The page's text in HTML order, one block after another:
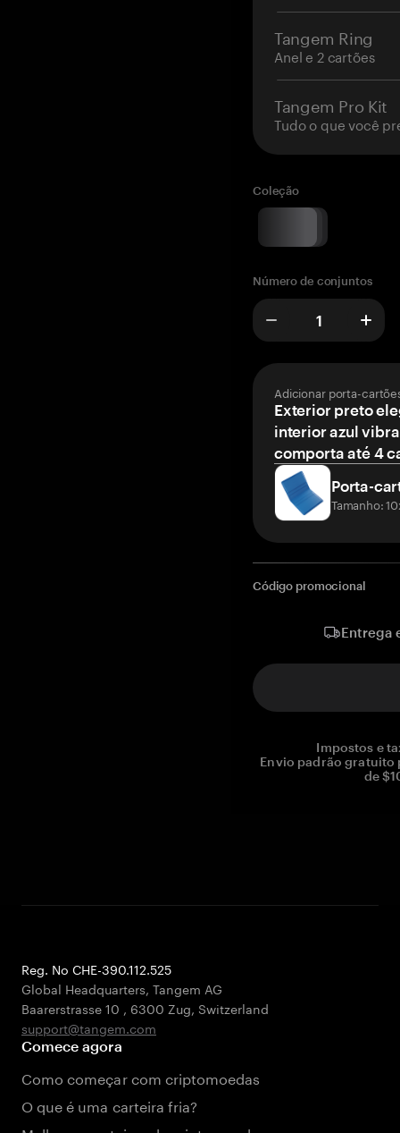
Tangem Ring
Anel e 2 cartões
Tangem Pro Kit
Tudo o que você
Coleção
Número de conjuntos
Adicionar porta-
Exterior preto
interior azul
comporta até 4
Porta-
Tamanho:
Código promocional
Entrega
Impostos e
Envio padrão gratuito
de
Reg. No CHE-390.112.525
Global Headquarters, Tangem AG
Baarerstrasse 10 , 6300 Zug, Switzerland
support@tangem.com
Comece agora
Como começar com criptomoedas
O que é uma carteira fria?